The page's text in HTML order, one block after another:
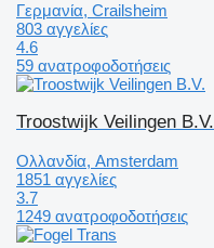
Γερμανία, Crailsheim
803 αγγελίες
4.6
59 ανατροφοδοτήσεις
Troostwijk Veilingen B.V.
Ολλανδία, Amsterdam
1851 αγγελίες
3.7
1249 ανατροφοδοτήσεις